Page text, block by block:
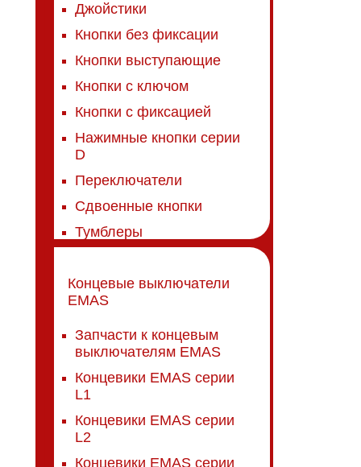
Джойстики
Кнопки без фиксации
Кнопки выступающие
Кнопки с ключом
Кнопки с фиксацией
Нажимные кнопки серии
D
Переключатели
Сдвоенные кнопки
Тумблеры
Концевые выключатели
EMAS
Запчасти к концевым
выключателям EMAS
Концевики EMAS серии
L1
Концевики EMAS серии
L2
Концевики EMAS серии